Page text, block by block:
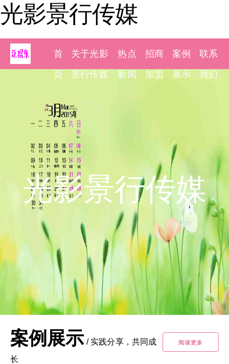
光影景行传媒
首
页
关于光影
景行传媒
热点
新闻
招商
加盟
案例
展示
联系
我们
光影景行传媒
案例展示 / 实践分享，共同成
长
阅读更多